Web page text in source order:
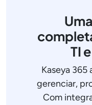
TI
Kaseya 365
gerenciar,
Com